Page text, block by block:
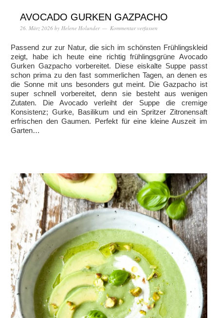
AVOCADO GURKEN GAZPACHO
26. März 2026 by Helene Holunder Kommentar verfassen
Passend zur zur Natur, die sich im schönsten Frühlingskleid
zeigt, habe ich heute eine richtig frühlingsgrüne Avocado
Gurken Gazpacho vorbereitet. Diese eiskalte Suppe passt
schon prima zu den fast sommerlichen Tagen, an denen es
die Sonne mit uns besonders gut meint. Die Gazpacho ist
super schnell vorbereitet, denn sie besteht aus wenigen
Zutaten. Die Avocado verleiht der Suppe die cremige
Konsistenz; Gurke, Basilikum und ein Spritzer Zitronensaft
erfrischen den Gaumen. Perfekt für eine kleine Auszeit im
Garten…